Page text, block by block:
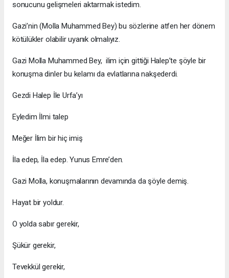
sonucunu gelişmeleri aktarmak istedim.
Gazi’nin (Molla Muhammed Bey) bu sözlerine atfen her dönem
kötülükler olabilir uyanık olmalıyız.
Gazi Molla Muhammed Bey, ilim için gittiği Halep’te şöyle bir
konuşma dinler bu kelamı da evlatlarına nakşederdi.
Gezdi Halep İle Urfa’yı
Eyledim İlmi talep
Meğer İlim bir hiç imiş
İla edep, İla edep. Yunus Emre’den.
Gazi Molla, konuşmalarının devamında da şöyle demiş.
Hayat bir yoldur.
O yolda sabır gerekir,
Şükür gerekir,
Tevekkül gerekir,